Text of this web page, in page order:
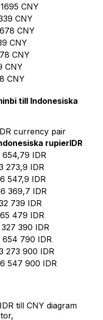
CNY
CNY
CNY
CNY
CNY
CNY
CNY
till Indonesiska
currency pair
rupierIDR
654,79 IDR
273,9 IDR
547,9 IDR
369,7 IDR
739 IDR
479 IDR
327 390 IDR
654 790 IDR
273 900 IDR
547 900 IDR
till CNY diagram